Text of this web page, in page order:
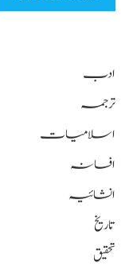
ادب
ترجمہ
اسلامیات
افسانہ
انشائیہ
تاریخ
تحقیق